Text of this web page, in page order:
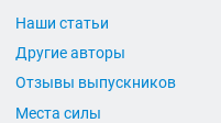
Наши статьи
Другие авторы
Отзывы выпускников
Места силы